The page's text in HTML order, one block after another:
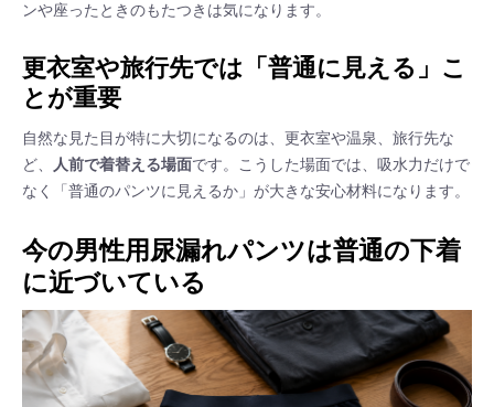
ンや座ったときのもたつきは気になります。
更衣室や旅行先では「普通に見える」こ
とが重要
自然な見た目が特に大切になるのは、更衣室や温泉、旅行先な
ど、
人前で着替える場面です。こうした場面では、吸水力だけで
なく「普通のパンツに見えるか」が大きな安心材料になります。
今の男性用尿漏れパンツは普通の下着
に近づいている